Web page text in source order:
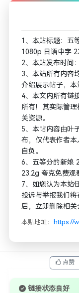
1、本贴标题：五
1080p 日语中字
2、本贴发布时间
3、本站所有内容
介绍展示帖子，本
4、本文内所有链
所有！其实际管
关资源。
5、本帖内容由叶
布，仅代表作者
自负。
6、五等分的新娘
23.2g 夸克免费观
7、如您认为本站
投诉与举报我们
后，立即删除相关
本贴地址： https://
点赞
链接状态良好